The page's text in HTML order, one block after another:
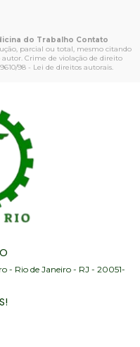
do Trabalho Contato
parcial ou total, mesmo citando
Crime de violação de direito
98 - Lei de direitos autorais.
- Rio de Janeiro - RJ - 20051-